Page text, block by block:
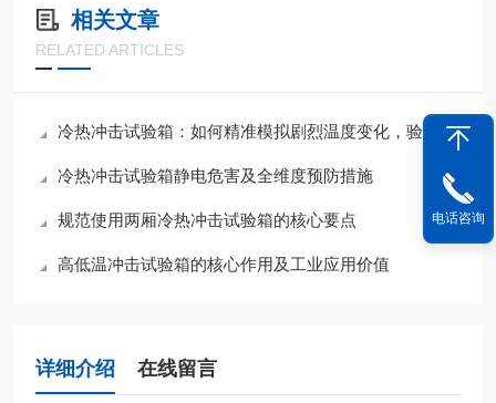
相关文章
RELATED ARTICLES
冷热冲击试验箱：如何精准模拟剧烈温度变化，验证产品可靠性？
冷热冲击试验箱静电危害及全维度预防措施
规范使用两厢冷热冲击试验箱的核心要点
高低温冲击试验箱的核心作用及工业应用价值
详细介绍 在线留言
电话咨询